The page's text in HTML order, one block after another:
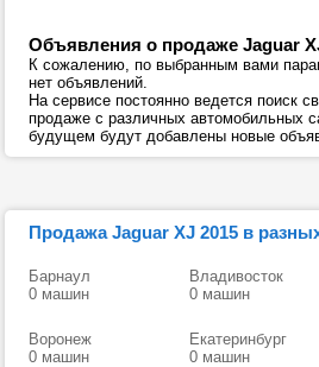
Объявления о продаже Jaguar
К сожалению, по выбранным вами
нет объявлений.
На сервисе постоянно ведется поиск
продаже с различных автомобильных
будущем будут добавлены новые
Продажа Jaguar XJ 2015 в
Барнаул
0 машин
Владивосток
0 машин
Воронеж
0 машин
Екатеринбург
0 машин